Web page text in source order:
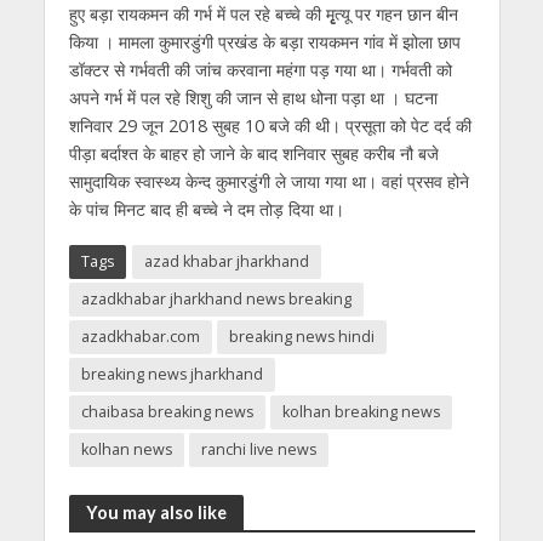
हुए बड़ा रायकमन की गर्भ में पल रहे बच्चे की मृृृत्यू पर गहन छान बीन
किया । मामला कुमारडुंगी प्रखंड के बड़ा रायकमन गांव में झोला छाप
डॉक्टर से गर्भवती की जांच करवाना महंगा पड़ गया था। गर्भवती को
अपने गर्भ में पल रहे शिशु की जान से हाथ धोना पड़ा था । घटना
शनिवार 29 जून 2018 सुबह 10 बजे की थी। प्रसूता को पेट दर्द की
पीड़ा बर्दाश्त के बाहर हो जाने के बाद शनिवार सुबह करीब नौ बजे
सामुदायिक स्वास्थ्य केन्द कुमारडुंगी ले जाया गया था। वहां प्रसव होने
के पांच मिनट बाद ही बच्चे ने दम तोड़ दिया था।
Tags
azad khabar jharkhand
azadkhabar jharkhand news breaking
azadkhabar.com
breaking news hindi
breaking news jharkhand
chaibasa breaking news
kolhan breaking news
kolhan news
ranchi live news
You may also like